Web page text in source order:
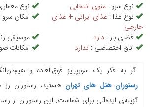
نوع سرو : منوی انتخابی نوع
نوع غذا : غذای ایرانی + غذای
خارجی
امکان سرو
فضای باز : دارد موسیقی
اتاق اختصاصی : ندارد امکانات
اگر به فکر یک سورپرایز فوق‌العاده و
رستوران هتل های تهران هستید، رستوران رز
گزینه‌ی ایده‌آلی برای شماست. این رستوران از